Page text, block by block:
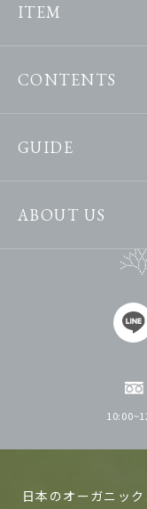
ITEM
CONTENTS
GUIDE
ABOUT US
日本のオーガニッ